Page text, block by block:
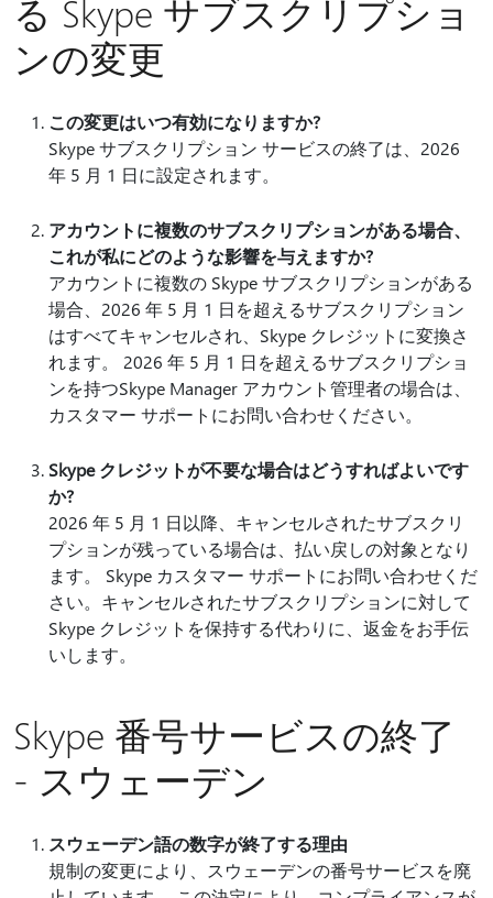
る Skype サブスクリプショ
ンの変更
この変更はいつ有効になりますか?
Skype サブスクリプション サービスの終了は、2026
年 5 月 1 日に設定されます。
アカウントに複数のサブスクリプションがある場合、
これが私にどのような影響を与えますか?
アカウントに複数の Skype サブスクリプションがある
場合、2026 年 5 月 1 日を超えるサブスクリプション
はすべてキャンセルされ、Skype クレジットに変換さ
れます。 2026 年 5 月 1 日を超えるサブスクリプショ
ンを持つSkype Manager アカウント管理者の場合は、
カスタマー サポートにお問い合わせください。
Skype クレジットが不要な場合はどうすればよいです
か?
2026 年 5 月 1 日以降、キャンセルされたサブスクリ
プションが残っている場合は、払い戻しの対象となり
ます。 Skype カスタマー サポートにお問い合わせくだ
さい。キャンセルされたサブスクリプションに対して
Skype クレジットを保持する代わりに、返金をお手伝
いします。
Skype 番号サービスの終了
- スウェーデン
スウェーデン語の数字が終了する理由
規制の変更により、スウェーデンの番号サービスを廃